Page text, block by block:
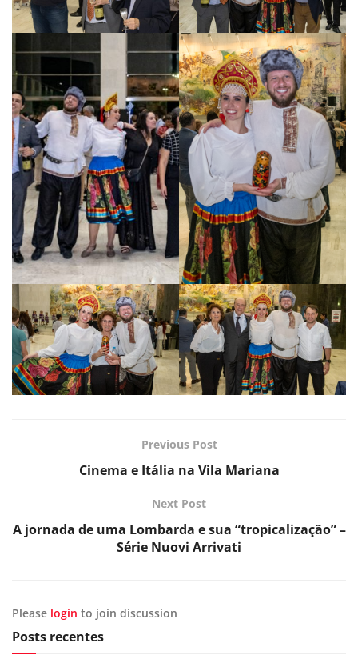
Previous Post
Cinema e Itália na Vila Mariana
Next Post
A jornada de uma Lombarda e sua “tropicalização” –
Série Nuovi Arrivati
Please login to join discussion
Posts recentes